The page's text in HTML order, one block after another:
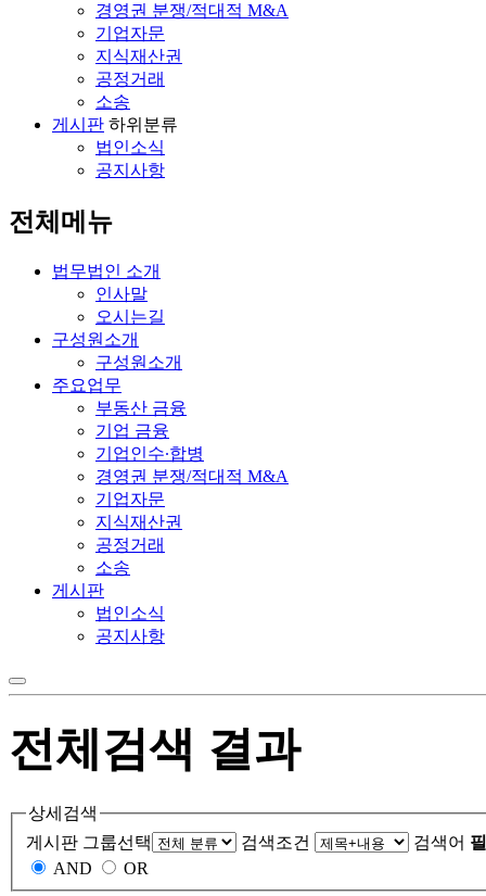
경영권 분쟁/적대적 M&A
기업자문
지식재산권
공정거래
소송
게시판 하위분류
법인소식
공지사항
전체메뉴
법무법인 소개
인사말
오시는길
구성원소개
구성원소개
주요업무
부동산 금융
기업 금융
기업인수∙합병
경영권 분쟁/적대적 M&A
기업자문
지식재산권
공정거래
소송
게시판
법인소식
공지사항
전체검색 결과
상세검색
게시판 그룹선택
검색조건 검색어
AND
OR